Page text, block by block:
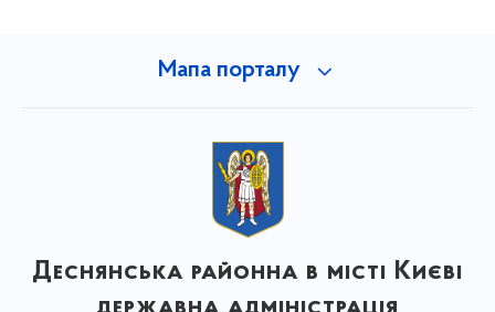
Мапа порталу
Деснянська районна в місті Києві